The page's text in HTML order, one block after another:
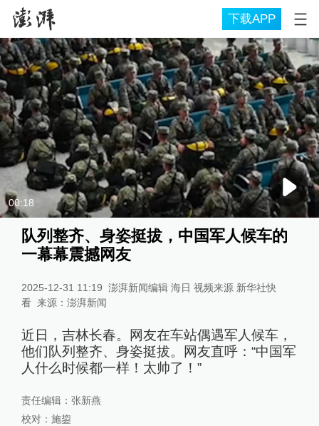
下载APP
00:18
队列整齐、身姿挺拔，中国军人候车的
一幕幕震撼网友
2025-12-31 11:19 澎湃新闻编辑 海日 视频来源 新华社快
看 来源： 澎湃新闻
近日，吉林长春。网友在车站偶遇军人候车，
他们队列整齐、身姿挺拔。网友直呼：“中国军
人什么时候都一样！太帅了！”
责任编辑： 张新燕
校对： 施鋆